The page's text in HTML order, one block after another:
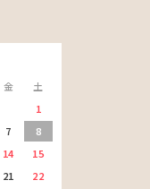
金
土
1
7
8
14
15
21 22